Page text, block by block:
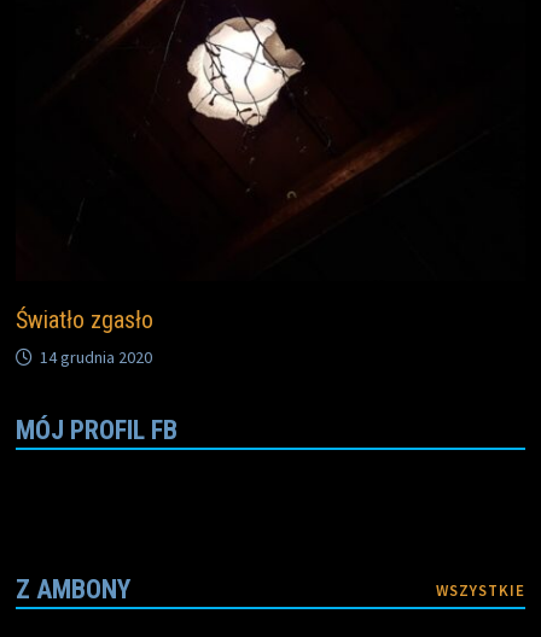
Światło zgasło
14 grudnia 2020
MÓJ PROFIL FB
Z AMBONY WSZYSTKIE